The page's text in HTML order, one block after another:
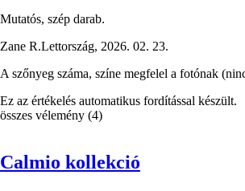
Mutatós, szép darab.
Zane R.Lettország, 2026. 02. 23.
A szőnyeg száma, színe megfelel a fotónak
Ez az értékelés automatikus fordítással készült.
összes vélemény (4)
Calmio kollekció